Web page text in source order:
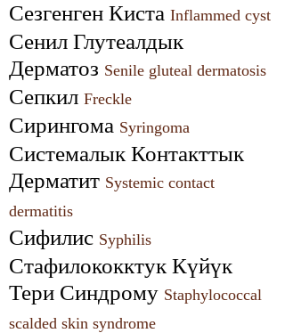
Сезгенген Киста Inflammed cyst
Сенил Глутеалдык
Дерматоз Senile gluteal dermatosis
Сепкил Freckle
Сирингома Syringoma
Системалык Контакттык
Дерматит Systemic contact
dermatitis
Сифилис Syphilis
Стафилококктук Күйүк
Тери Синдрому Staphylococcal
scalded skin syndrome